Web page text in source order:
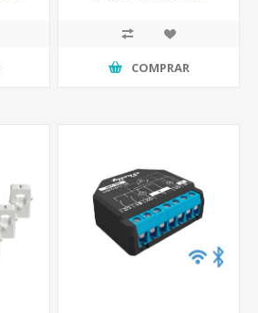
COMPRAR